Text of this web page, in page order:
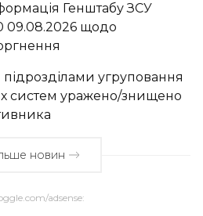
Генштабу ЗСУ
09.08.2026 щодо
угруповання
систем уражено/знищено
новин
adsense: